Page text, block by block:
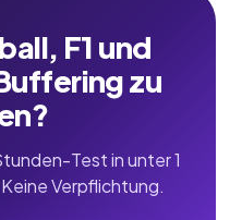
F1 und
zu
Test in unter 1
Verpflichtung.